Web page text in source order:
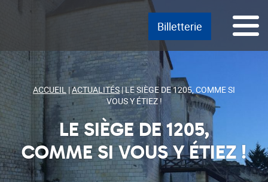
Menu principal Menu
Billetterie
ACCUEIL |ACTUALITÉS|LE SIÈGE DE 1205, COMME SI
VOUS Y ÉTIEZ !
LE SIÈGE DE 1205,
COMME SI VOUS Y ÉTIEZ !